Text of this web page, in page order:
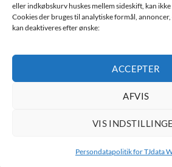
eller indkøbskurv huskes mellem sideskift, kan
Cookies der bruges til analytiske formål,
kan deaktiveres efter ønske:
ACCEPTER
AFVIS
VIS
Persondatapolitik for TJdata
Læs
Copyright 2026 ©